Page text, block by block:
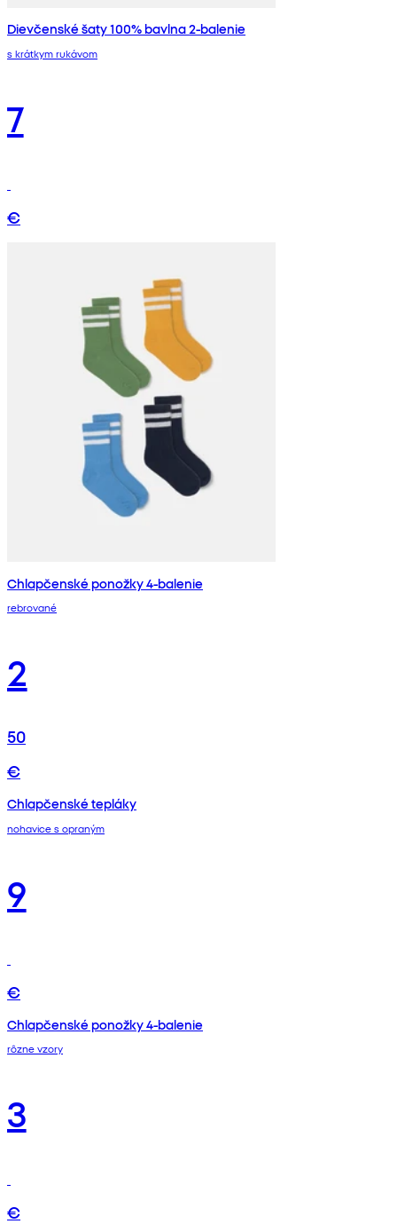
Dievčenské šaty 100% bavlna 2-balenie
s krátkym rukávom
7
€
Chlapčenské ponožky 4-balenie
rebrované
2
50
€
Chlapčenské tepláky
nohavice s opraným
9
€
Chlapčenské ponožky 4-balenie
rôzne vzory
3
€